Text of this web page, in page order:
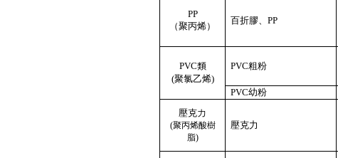
PP
（聚丙烯）
百折膠、PP
PVC類
(聚氯乙烯)
PVC粗粉
PVC幼粉
壓克力
(聚丙烯酸樹
脂)
壓克力